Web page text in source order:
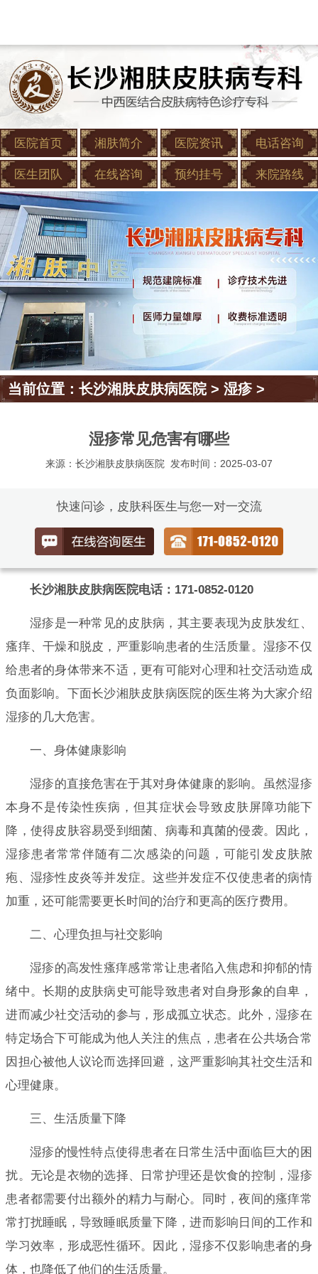
医院首页 湘肤简介 医院资讯 电话咨询
医生团队 在线咨询 预约挂号 来院路线
当前位置：长沙湘肤皮肤病医院>湿疹>
湿疹常见危害有哪些
来源：长沙湘肤皮肤病医院 发布时间：2025-03-07
快速问诊，皮肤科医生与您一对一交流
长沙湘肤皮肤病医院电话：171-0852-0120
湿疹是一种常见的皮肤病，其主要表现为皮肤发红、
瘙痒、干燥和脱皮，严重影响患者的生活质量。湿疹不仅
给患者的身体带来不适，更有可能对心理和社交活动造成
负面影响。下面长沙湘肤皮肤病医院的医生将为大家介绍
湿疹的几大危害。
一、身体健康影响
湿疹的直接危害在于其对身体健康的影响。虽然湿疹
本身不是传染性疾病，但其症状会导致皮肤屏障功能下
降，使得皮肤容易受到细菌、病毒和真菌的侵袭。因此，
湿疹患者常常伴随有二次感染的问题，可能引发皮肤脓
疱、湿疹性皮炎等并发症。这些并发症不仅使患者的病情
加重，还可能需要更长时间的治疗和更高的医疗费用。
二、心理负担与社交影响
湿疹的高发性瘙痒感常常让患者陷入焦虑和抑郁的情
绪中。长期的皮肤病史可能导致患者对自身形象的自卑，
进而减少社交活动的参与，形成孤立状态。此外，湿疹在
特定场合下可能成为他人关注的焦点，患者在公共场合常
因担心被他人议论而选择回避，这严重影响其社交生活和
心理健康。
三、生活质量下降
湿疹的慢性特点使得患者在日常生活中面临巨大的困
扰。无论是衣物的选择、日常护理还是饮食的控制，湿疹
患者都需要付出额外的精力与耐心。同时，夜间的瘙痒常
常打扰睡眠，导致睡眠质量下降，进而影响日间的工作和
学习效率，形成恶性循环。因此，湿疹不仅影响患者的身
体，也降低了他们的生活质量。